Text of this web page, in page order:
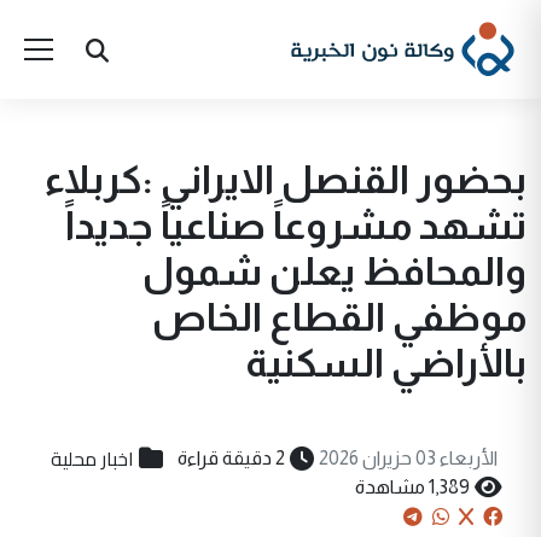
بحضور القنصل الايراني :كربلاء
تشهد مشروعاً صناعياً جديداً
والمحافظ يعلن شمول
موظفي القطاع الخاص
بالأراضي السكنية
الأربعاء 03 حزيران 2026 2 دقيقة قراءة اخبار محلية
1,389 مشاهدة